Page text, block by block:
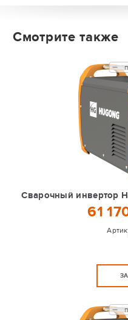
Смотрите также
Сварочный инвертор
61